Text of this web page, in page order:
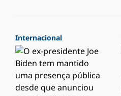
Internacional